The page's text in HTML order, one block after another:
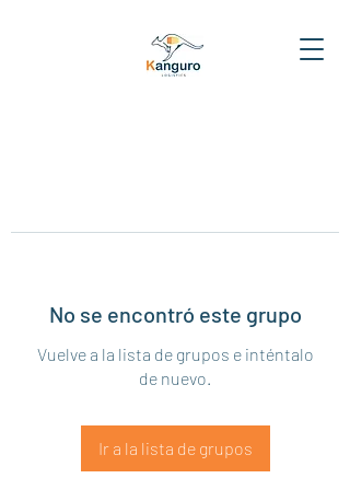
No se encontró este grupo
Vuelve a la lista de grupos e inténtalo
de nuevo.
Ir a la lista de grupos